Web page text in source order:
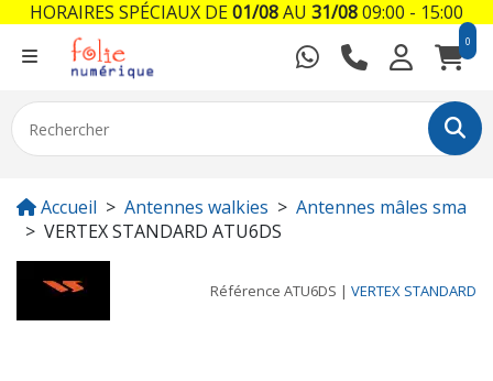
0
Accueil Antennes walkies
Antennes mâles sma
VERTEX STANDARD ATU6DS
Référence ATU6DS | VERTEX STANDARD
HORAIRES SPÉCIAUX DE01/08AU 31/0809:00 - 15:00